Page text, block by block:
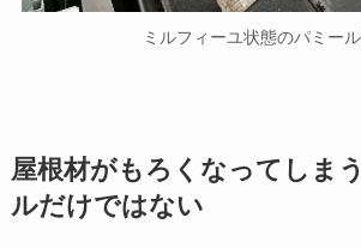
ミルフィーユ状態のパミー
屋根材がもろくなってしま
ルだけではない